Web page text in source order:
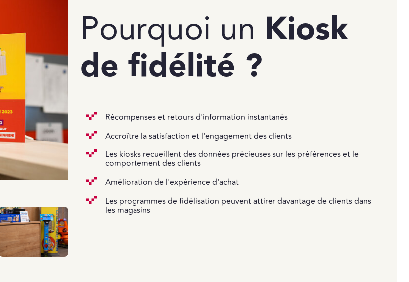
Pourquoi un Kiosk
de fidélité ?
Récompenses et retours d'information instantanés
Accroître la satisfaction et l'engagement des clients
Les kiosks recueillent des données précieuses sur les préférences et le
comportement des clients
Amélioration de l'expérience d'achat
Les programmes de fidélisation peuvent attirer davantage de clients dans
les magasins